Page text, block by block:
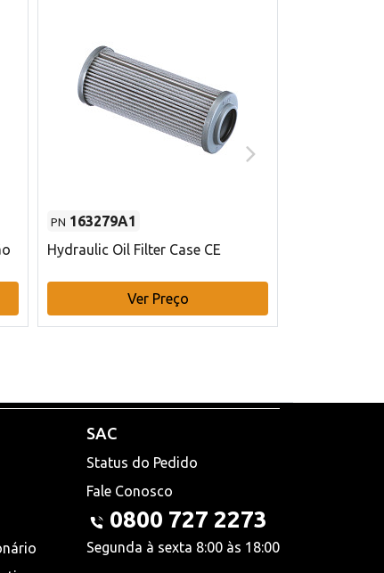
PN 163279A1
Hydraulic Oil Filter Case CE
Ver Preço
SAC
Status do Pedido
Fale Conosco
0800 727 2273
Segunda à sexta 8:00 às 18:00